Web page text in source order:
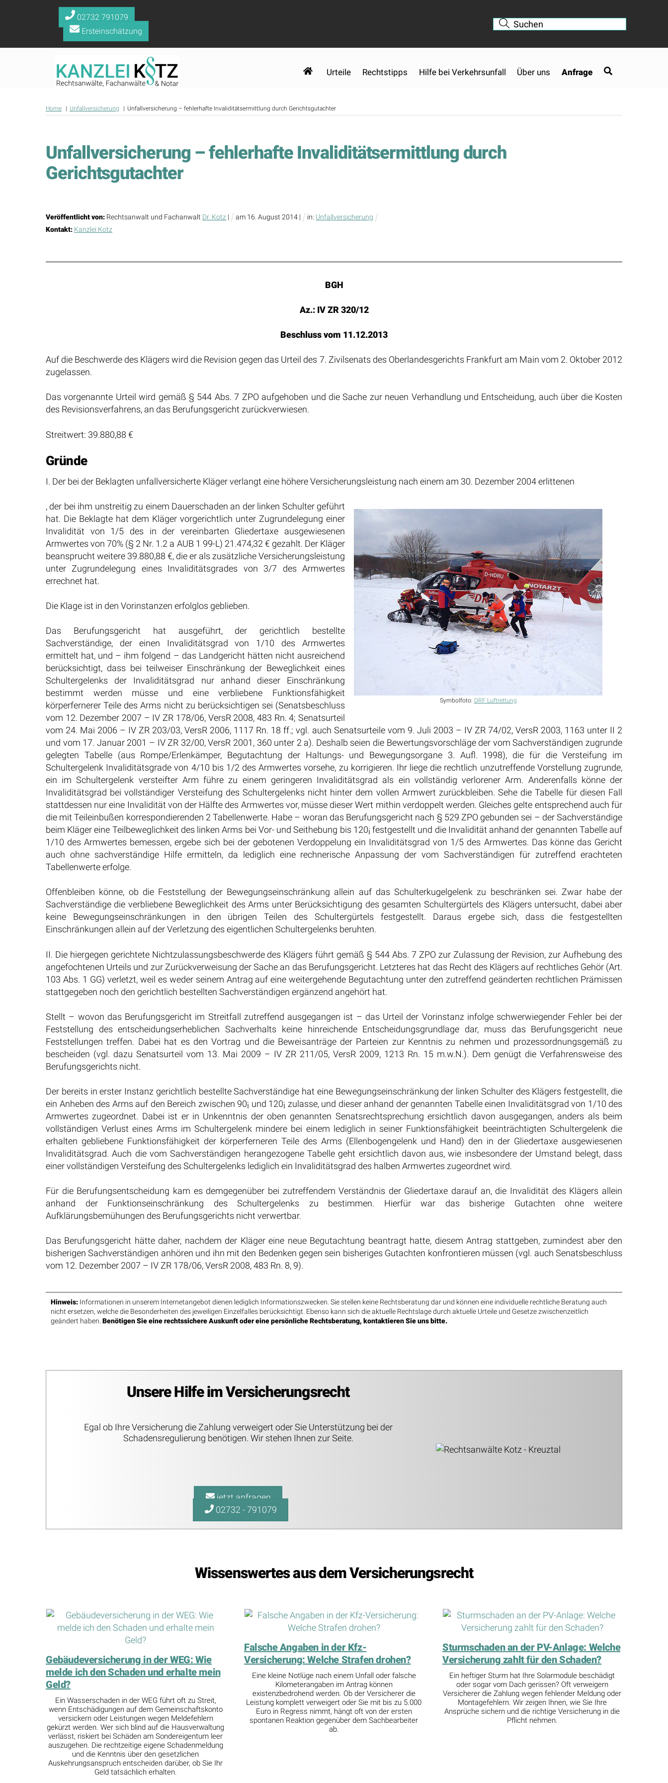
02732 791079
Ersteinschätzung
Urteile Rechtstipps Hilfe bei Verkehrsunfall Über uns Anfrage
Home Unfallversicherung Unfallversicherung – fehlerhafte Invaliditätsermittlung durch Gerichtsgutachter
Unfallversicherung – fehlerhafte Invaliditätsermittlung durch
Gerichtsgutachter
Veröffentlicht von: Rechtsanwalt und Fachanwalt Dr. Kotz | am 16 .August 2014 | in: Unfallversicherung
Kontakt: Kanzlei Kotz
BGH
Az.: IV ZR 320/12
Beschluss vom 11.12.2013
Auf die Beschwerde des Klägers wird die Revision gegen das Urteil des 7. Zivilsenats des Oberlandesgerichts Frankfurt am Main vom 2. Oktober 2012
zugelassen.
Das vorgenannte Urteil wird gemäß § 544 Abs. 7 ZPO aufgehoben und die Sache zur neuen Verhandlung und Entscheidung, auch über die Kosten
des Revisionsverfahrens, an das Berufungsgericht zurückverwiesen.
Streitwert: 39.880,88 €
Gründe
I. Der bei der Beklagten unfallversicherte Kläger verlangt eine höhere Versicherungsleistung nach einem am 30. Dezember 2004 erlittenen
Symbolfoto: DRF Luftrettung
, der bei ihm unstreitig zu einem Dauerschaden an der linken Schulter geführt
hat. Die Beklagte hat dem Kläger vorgerichtlich unter Zugrundelegung einer
Invalidität von 1/5 des in der vereinbarten Gliedertaxe ausgewiesenen
Armwertes von 70% (§ 2 Nr. 1.2 a AUB 1 99-L) 21.474,32 € gezahlt. Der Kläger
beansprucht weitere 39.880,88 €, die er als zusätzliche Versicherungsleistung
unter Zugrundelegung eines Invaliditätsgrades von 3/7 des Armwertes
errechnet hat.
Die Klage ist in den Vorinstanzen erfolglos geblieben.
Das Berufungsgericht hat ausgeführt, der gerichtlich bestellte
Sachverständige, der einen Invaliditätsgrad von 1/10 des Armwertes
ermittelt hat, und – ihm folgend – das Landgericht hätten nicht ausreichend
berücksichtigt, dass bei teilweiser Einschränkung der Beweglichkeit eines
Schultergelenks der Invaliditätsgrad nur anhand dieser Einschränkung
bestimmt werden müsse und eine verbliebene Funktionsfähigkeit
körperfernerer Teile des Arms nicht zu berücksichtigen sei (Senatsbeschluss
vom 12. Dezember 2007 – IV ZR 178/06, VersR 2008, 483 Rn. 4; Senatsurteil
vom 24. Mai 2006 – IV ZR 203/03, VersR 2006, 1117 Rn. 18 ff.; vgl. auch Senatsurteile vom 9. Juli 2003 – IV ZR 74/02, VersR 2003, 1163 unter II 2
und vom 17. Januar 2001 – IV ZR 32/00, VersR 2001, 360 unter 2 a). Deshalb seien die Bewertungsvorschläge der vom Sachverständigen zugrunde
gelegten Tabelle (aus Rompe/Erlenkämper, Begutachtung der Haltungs- und Bewegungsorgane 3. Aufl. 1998), die für die Versteifung im
Schultergelenk Invaliditätsgrade von 4/10 bis 1/2 des Armwertes vorsehe, zu korrigieren. Ihr liege die rechtlich unzutreffende Vorstellung zugrunde,
ein im Schultergelenk versteifter Arm führe zu einem geringeren Invaliditätsgrad als ein vollständig verlorener Arm. Anderenfalls könne der
Invaliditätsgrad bei vollständiger Versteifung des Schultergelenks nicht hinter dem vollen Armwert zurückbleiben. Sehe die Tabelle für diesen Fall
stattdessen nur eine Invalidität von der Hälfte des Armwertes vor, müsse dieser Wert mithin verdoppelt werden. Gleiches gelte entsprechend auch für
die mit Teileinbußen korrespondierenden 2 Tabellenwerte. Habe – woran das Berufungsgericht nach § 529 ZPO gebunden sei – der Sachverständige
beim Kläger eine Teilbeweglichkeit des linken Arms bei Vor- und Seithebung bis 120¡ festgestellt und die Invalidität anhand der genannten Tabelle auf
1/10 des Armwertes bemessen, ergebe sich bei der gebotenen Verdoppelung ein Invaliditätsgrad von 1/5 des Armwertes. Das könne das Gericht
auch ohne sachverständige Hilfe ermitteln, da lediglich eine rechnerische Anpassung der vom Sachverständigen für zutreffend erachteten
Tabellenwerte erfolge.
Offenbleiben könne, ob die Feststellung der Bewegungseinschränkung allein auf das Schulterkugelgelenk zu beschränken sei. Zwar habe der
Sachverständige die verbliebene Beweglichkeit des Arms unter Berücksichtigung des gesamten Schultergürtels des Klägers untersucht, dabei aber
keine Bewegungseinschränkungen in den übrigen Teilen des Schultergürtels festgestellt. Daraus ergebe sich, dass die festgestellten
Einschränkungen allein auf der Verletzung des eigentlichen Schultergelenks beruhten.
II. Die hiergegen gerichtete Nichtzulassungsbeschwerde des Klägers führt gemäß § 544 Abs. 7 ZPO zur Zulassung der Revision, zur Aufhebung des
angefochtenen Urteils und zur Zurückverweisung der Sache an das Berufungsgericht. Letzteres hat das Recht des Klägers auf rechtliches Gehör (Art.
103 Abs. 1 GG) verletzt, weil es weder seinem Antrag auf eine weitergehende Begutachtung unter den zutreffend geänderten rechtlichen Prämissen
stattgegeben noch den gerichtlich bestellten Sachverständigen ergänzend angehört hat.
Stellt – wovon das Berufungsgericht im Streitfall zutreffend ausgegangen ist – das Urteil der Vorinstanz infolge schwerwiegender Fehler bei der
Feststellung des entscheidungserheblichen Sachverhalts keine hinreichende Entscheidungsgrundlage dar, muss das Berufungsgericht neue
Feststellungen treffen. Dabei hat es den Vortrag und die Beweisanträge der Parteien zur Kenntnis zu nehmen und prozessordnungsgemäß zu
bescheiden (vgl. dazu Senatsurteil vom 13. Mai 2009 – IV ZR 211/05, VersR 2009, 1213 Rn. 15 m.w.N.). Dem genügt die Verfahrensweise des
Berufungsgerichts nicht.
Der bereits in erster Instanz gerichtlich bestellte Sachverständige hat eine Bewegungseinschränkung der linken Schulter des Klägers festgestellt, die
ein Anheben des Arms auf den Bereich zwischen 90¡ und 120¡ zulasse, und dieser anhand der genannten Tabelle einen Invaliditätsgrad von 1/10 des
Armwertes zugeordnet. Dabei ist er in Unkenntnis der oben genannten Senatsrechtsprechung ersichtlich davon ausgegangen, anders als beim
vollständigen Verlust eines Arms im Schultergelenk mindere bei einem lediglich in seiner Funktionsfähigkeit beeinträchtigten Schultergelenk die
erhalten gebliebene Funktionsfähigkeit der körperferneren Teile des Arms (Ellenbogengelenk und Hand) den in der Gliedertaxe ausgewiesenen
Invaliditätsgrad. Auch die vom Sachverständigen herangezogene Tabelle geht ersichtlich davon aus, wie insbesondere der Umstand belegt, dass
einer vollständigen Versteifung des Schultergelenks lediglich ein Invaliditätsgrad des halben Armwertes zugeordnet wird.
Für die Berufungsentscheidung kam es demgegenüber bei zutreffendem Verständnis der Gliedertaxe darauf an, die Invalidität des Klägers allein
anhand der Funktionseinschränkung des Schultergelenks zu bestimmen. Hierfür war das bisherige Gutachten ohne weitere
Aufklärungsbemühungen des Berufungsgerichts nicht verwertbar.
Das Berufungsgericht hätte daher, nachdem der Kläger eine neue Begutachtung beantragt hatte, diesem Antrag stattgeben, zumindest aber den
bisherigen Sachverständigen anhören und ihn mit den Bedenken gegen sein bisheriges Gutachten konfrontieren müssen (vgl. auch Senatsbeschluss
vom 12. Dezember 2007 – IV ZR 178/06, VersR 2008, 483 Rn. 8, 9).
Hinweis: Informationen in unserem Internetangebot dienen lediglich Informationszwecken. Sie stellen keine Rechtsberatung dar und können eine individuelle rechtliche Beratung auch
nicht ersetzen, welche die Besonderheiten des jeweiligen Einzelfalles berücksichtigt. Ebenso kann sich die aktuelle Rechtslage durch aktuelle Urteile und Gesetze zwischenzeitlich
geändert haben. Benötigen Sie eine rechtssichere Auskunft oder eine persönliche Rechtsberatung, kontaktieren Sie uns bitte.
Unsere Hilfe im Versicherungsrecht
Egal ob Ihre Versicherung die Zahlung verweigert oder Sie Unterstützung bei der
Schadensregulierung benötigen. Wir stehen Ihnen zur Seite.
jetzt anfragen
02732 - 791079
Wissenswertes aus dem Versicherungsrecht
Gebäudeversicherung in der WEG: Wie
melde ich den Schaden und erhalte mein
Geld?
Ein Wasserschaden in der WEG führt oft zu Streit,
wenn Entschädigungen auf dem Gemeinschaftskonto
versickern oder Leistungen wegen Meldefehlern
gekürzt werden. Wer sich blind auf die Hausverwaltung
verlässt, riskiert bei Schäden am Sondereigentum leer
auszugehen. Die rechtzeitige eigene Schadenmeldung
und die Kenntnis über den gesetzlichen
Auskehrungsanspruch entscheiden darüber, ob Sie Ihr
Geld tatsächlich erhalten.
Falsche Angaben in der Kfz-
Versicherung: Welche Strafen drohen?
Eine kleine Notlüge nach einem Unfall oder falsche
Kilometerangaben im Antrag können
existenzbedrohend werden. Ob der Versicherer die
Leistung komplett verweigert oder Sie mit bis zu 5.000
Euro in Regress nimmt, hängt oft von der ersten
spontanen Reaktion gegenüber dem Sachbearbeiter
ab.
Sturmschaden an der PV-Anlage: Welche
Versicherung zahlt für den Schaden?
Ein heftiger Sturm hat Ihre Solarmodule beschädigt
oder sogar vom Dach gerissen? Oft verweigern
Versicherer die Zahlung wegen fehlender Meldung oder
Montagefehlern. Wir zeigen Ihnen, wie Sie Ihre
Ansprüche sichern und die richtige Versicherung in die
Pflicht nehmen.